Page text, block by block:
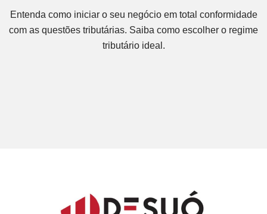
Entenda como iniciar o seu negócio em total conformidade
com as questões tributárias. Saiba como escolher o regime
tributário ideal.